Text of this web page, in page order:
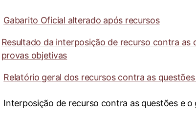
Gabarito Oficial alterado após recursos
Resultado da interposição de recurso contra as
provas objetivas
Relatório geral dos recursos contra as
Interposição de recurso contra as questões e